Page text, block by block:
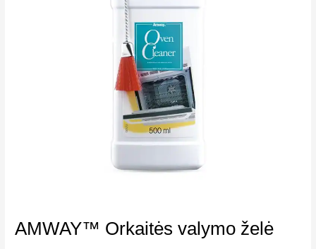
AMWAY™ Orkaitės valymo želė